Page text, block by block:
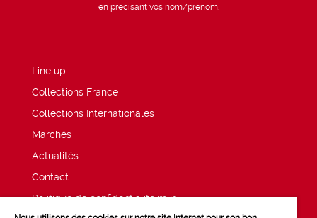
en précisant vos nom/prénom.
Line up
Collections France
Collections Internationales
Marchés
Actualités
Contact
Politique de confidentialité mk2